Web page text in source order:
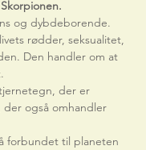
og dybdeborende.
rødder, seksualitet,
Den handler om at
der er
også omhandler
forbundet til planeten